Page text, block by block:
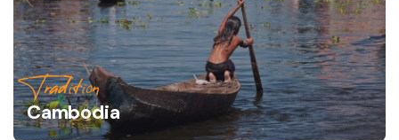
Tradition
Cambodia